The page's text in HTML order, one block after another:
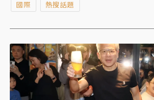
國際 熱搜話題